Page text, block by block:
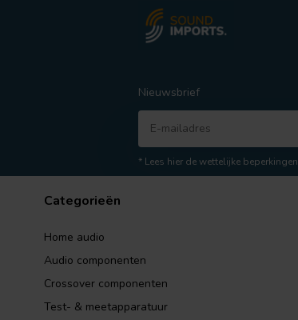
Nieuwsbrief
* Lees hier de wettelijke beperkingen
Categorieën
Home audio
Audio componenten
Crossover componenten
Test- & meetapparatuur